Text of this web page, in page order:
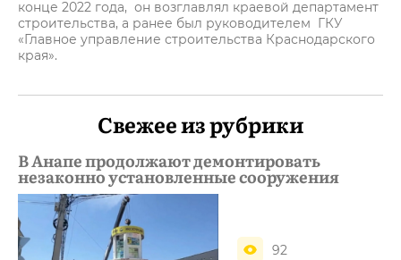
конце 2022 года, он возглавлял краевой департамент
строительства, а ранее был руководителем ГКУ
«Главное управление строительства Краснодарского
края».
Свежее из рубрики
В Анапе продолжают демонтировать
незаконно установленные сооружения
92